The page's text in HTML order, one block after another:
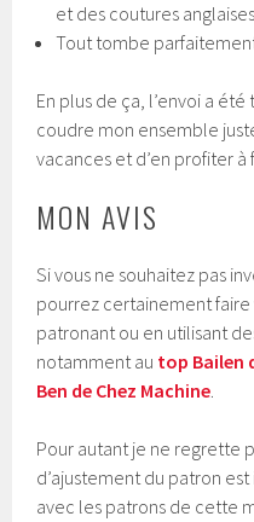
et des coutures anglaises
Tout tombe
En plus de ça, l’envoi a
coudre mon ensemble
vacances et d’en profiter à
MON AVIS
Si vous ne souhaitez pas
pourrez certainement
patronant ou en utilisant
notamment au top Bailen
Ben de Chez Machine.
Pour autant je ne regrette
d’ajustement du patron
avec les patrons de cette